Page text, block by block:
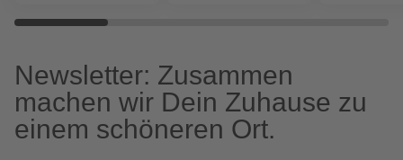
Newsletter: Zusammen
machen wir Dein Zuhause zu
einem schöneren Ort.